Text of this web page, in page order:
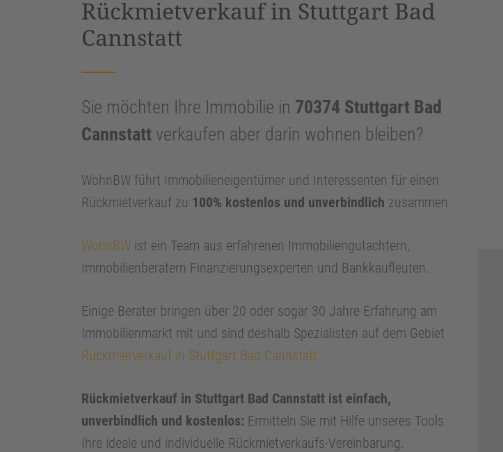
Rückmietverkauf in Stuttgart Bad
Cannstatt
Sie möchten Ihre Immobilie in 70374 Stuttgart Bad
Cannstatt verkaufen aber darin wohnen bleiben?
WohnBW führt Immobilieneigentümer und Interessenten für einen
Rückmietverkauf zu 100% kostenlos und unverbindlich zusammen.
WohnBW ist ein Team aus erfahrenen Immobiliengutachtern,
Immobilienberatern Finanzierungsexperten und Bankkaufleuten.
Einige Berater bringen über 20 oder sogar 30 Jahre Erfahrung am
Immobilienmarkt mit und sind deshalb Spezialisten auf dem Gebiet
Rückmietverkauf in Stuttgart Bad Cannstatt
Rückmietverkauf in Stuttgart Bad Cannstatt ist einfach,
unverbindlich und kostenlos: Ermitteln Sie mit Hilfe unseres Tools
Ihre ideale und individuelle Rückmietverkaufs-Vereinbarung.